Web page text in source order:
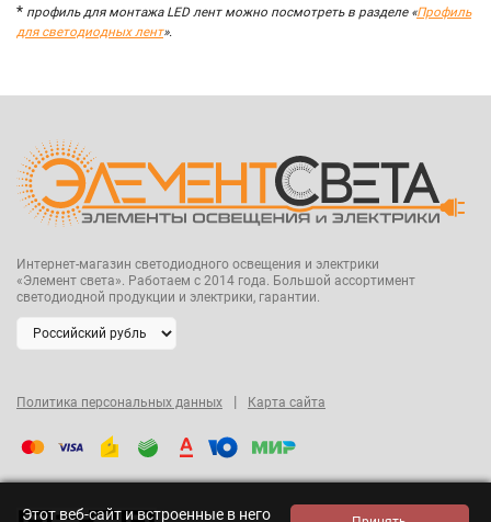
* профиль для монтажа LED лент можно посмотреть в разделе «Профиль
для светодиодных лент».
Интернет-магазин светодиодного освещения и электрики
«Элемент света». Работаем с 2014 года. Большой ассортимент
светодиодной продукции и электрики, гарантии.
Политика персональных данных | Карта сайта
Этот веб-сайт и встроенные в него